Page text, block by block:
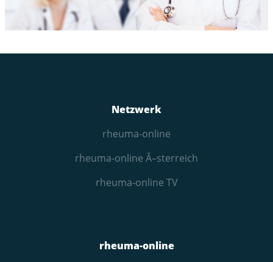
Netzwerk
rheuma-online
rheuma-online Ã–sterreich
rheuma-online TV
rheuma-online